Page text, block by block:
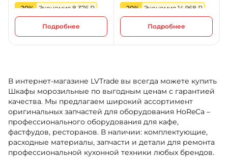
-20%
Экономия 8 376 ₽
Подробнее
-20%
Экономия 14 968 ₽
Подробнее
В интернет-магазине LVTrade вы всегда можете купить
Шкафы морозильные по выгодным ценам с гарантией
качества. Мы предлагаем широкий ассортимент
оригинальных запчастей для оборудования HoReCa –
профессионального оборудования для кафе,
фастфудов, ресторанов. В наличии: комплектующие,
расходные материалы, запчасти и детали для ремонта
профессиональной кухонной техники любых брендов.